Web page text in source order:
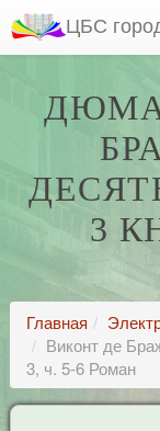
ЦБС
3
Главная
Виконт де
3, ч. 5-6 Роман